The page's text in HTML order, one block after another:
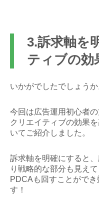
3.訴求軸を
ティブの効
いかがでしたでしょうか
今回は広告運用初心者の
クリエイティブの効果
いてご紹介しました。
訴求軸を明確にすると、
り戦略的な部分も見えて
PDCAも回すことがで
す！